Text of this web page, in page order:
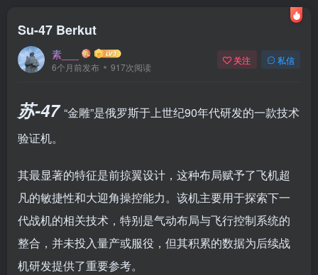
Su-47 Berkut
素___
6个月前发布 917次阅读
关注 私信
苏-47“金雕”是俄罗斯于上世纪90年代研发的一款技术
验证机。
其最显著的特征是前掠翼设计，这种布局赋予了飞机超
凡的敏捷性和大迎角操控能力。该机主要用于探索下一
代战机的相关技术，特别是气动布局与飞行控制系统的
整合，并未投入量产或服役，但其积累的数据为后续战
机研发提供了重要参考。